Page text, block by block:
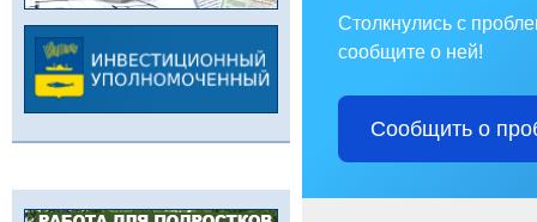
Столкнулись с
сообщите о ней!
Сообщить о